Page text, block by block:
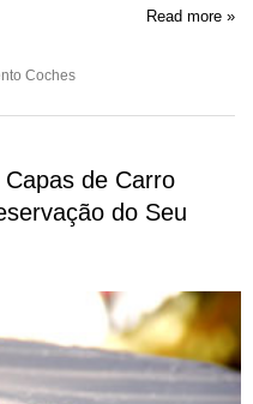
Read more »
Coches
de Carro
do Seu